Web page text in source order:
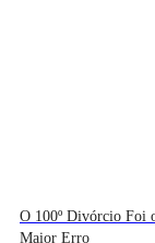
O 100º Divórcio Foi
Maior Erro